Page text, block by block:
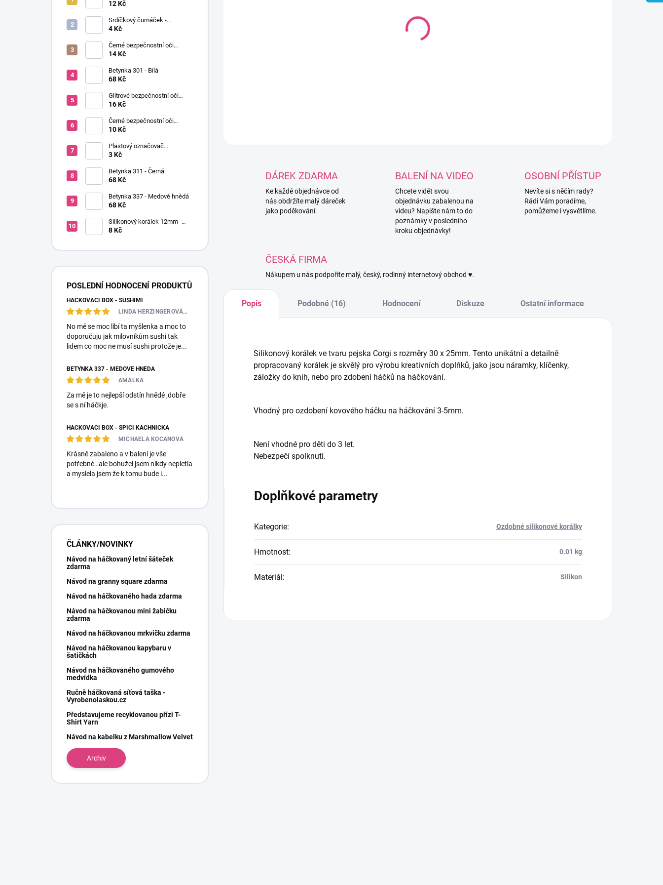
Ø12mm (pár)
12 Kč
Srdíčkový čumáček -
12x13mm
4 Kč
Černé bezpečnostní oči
Ø14mm (pár)
14 Kč
Betynka 301 - Bílá
68 Kč
Glitrové bezpečnostní oči
Ø10mm (Pár)
16 Kč
Černé bezpečnostní oči
Ø10mm (pár)
10 Kč
Plastový označovač
(markovátko)
3 Kč
Betynka 311 - Černá
68 Kč
Betynka 337 - Medově hnědá
68 Kč
Silikonový korálek 12mm -
Kulatý
8 Kč
POSLEDNÍ HODNOCENÍ PRODUKTŮ
HÁČKOVACÍ BOX - SUSHIMI
LINDA HERZINGEROVÁ❤️🎀💋
No mě se moc líbí ta myšlenka a moc to
doporučuju jak milovníkům sushi tak
lidem co moc ne musí sushi protože je...
BETYNKA 337 - MEDOVĚ HNĚDÁ
AMÁLKA
Za mě je to nejlepší odstín hnědé ,dobře
se s ní háčkje.
HÁČKOVACÍ BOX - SPÍCÍ KACHNIČKA
MICHAELA KOCANOVÁ
Krásně zabaleno a v balení je vše
potřebné…ale bohužel jsem nikdy nepletla
a myslela jsem že k tomu bude i...
ČLÁNKY/NOVINKY
Návod na háčkovaný letní šáteček
zdarma
Návod na granny square zdarma
Návod na háčkovaného hada zdarma
Návod na háčkovanou mini žabičku
zdarma
Návod na háčkovanou mrkvičku zdarma
Návod na háčkovanou kapybaru v
šatičkách
Návod na háčkovaného gumového
medvídka
Ručně háčkovaná síťová taška -
Vyrobenolaskou.cz
Představujeme recyklovanou přízi T-
Shirt Yarn
Návod na kabelku z Marshmallow Velvet
Archiv
MOŽNOSTI DORUČENÍ
DÁREK ZDARMA
Ke každé objednávce od
nás obdržíte malý dáreček
jako poděkování.
BALENÍ NA VIDEO
Chcete vidět svou
objednávku zabalenou na
videu? Napište nám to do
poznámky v posledního
kroku objednávky!
OSOBNÍ PŘÍSTUP
Nevíte si s něčím rady?
Rádi Vám poradíme,
pomůžeme i vysvětlíme.
ČESKÁ FIRMA
Nákupem u nás podpoříte malý, český, rodinný internetový obchod ♥.
Popis Podobné (16) Hodnocení Diskuze Ostatní informace
Silikonový korálek ve tvaru pejska Corgi s rozměry 30 x 25mm. Tento unikátní a detailně
propracovaný korálek je skvělý pro výrobu kreativních doplňků, jako jsou náramky, klíčenky,
záložky do knih, nebo pro zdobení háčků na háčkování.
Vhodný pro ozdobení kovového háčku na háčkování 3-5mm.
Není vhodné pro děti do 3 let.
Nebezpečí spolknutí.
Doplňkové parametry
Kategorie: Ozdobné silikonové korálky
Hmotnost: 0.01 kg
Materiál: Silikon